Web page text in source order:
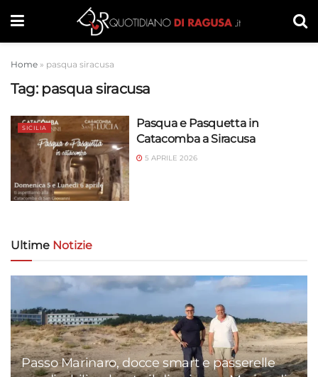
Home » pasqua siracusa
Tag: pasqua siracusa
SICILIA
Pasqua e Pasquetta in
Catacomba a Siracusa
5 APRILE 2026
Ultime Notizie
Passo Marinaro, docce smart e passerelle